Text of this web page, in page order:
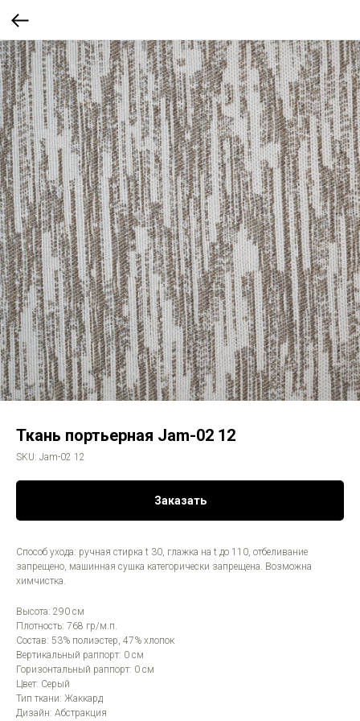
Ткань портьерная Jam-02 12
SKU: Jam-02 12
Заказать
Способ ухода: ручная стирка t 30, глажка на t до 110, отбеливание
запрещено, машинная сушка категорически запрещена. Возможна
химчистка.
Высота: 290 см
Плотность: 768 гр/м.п.
Состав: 53% полиэстер, 47% хлопок
Вертикальный раппорт: 0 см
Горизонтальный раппорт: 0 см
Цвет: Серый
Тип ткани: Жаккард
Дизайн: Абстракция